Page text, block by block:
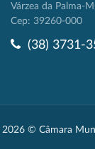
Várzea da Palma-
Cep: 39260-000
(38) 3731-
2026 © Câmara